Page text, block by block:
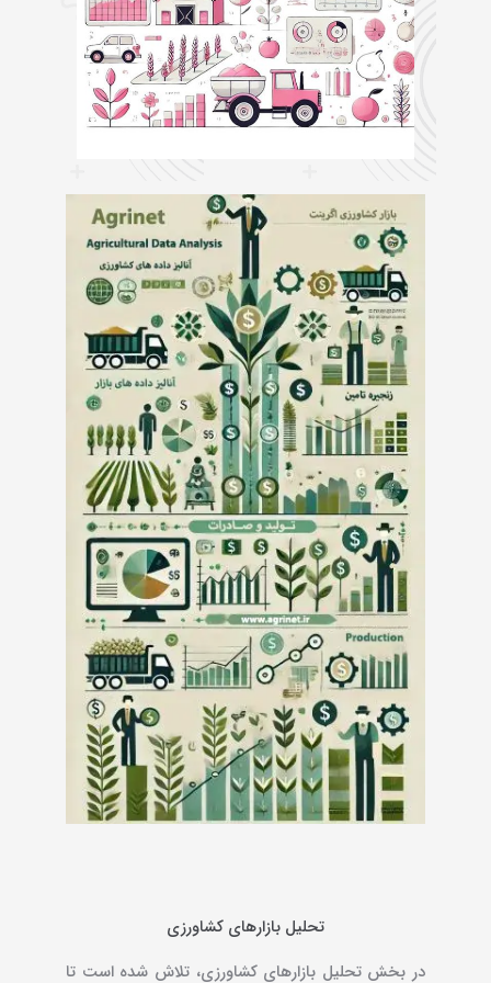
تحلیل بازارهای کشاورزی
در بخش تحلیل بازارهای کشاورزی، تلاش شده است تا